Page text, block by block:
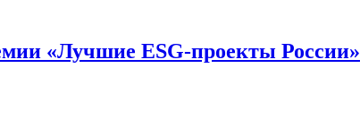
«Лучшие ESG-проекты России»